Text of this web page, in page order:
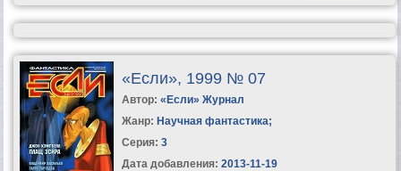
«Если», 1999 № 07
Автор: «Если» Журнал
Жанр: Научная фантастика;
Серия: 3
Дата добавления: 2013-11-19